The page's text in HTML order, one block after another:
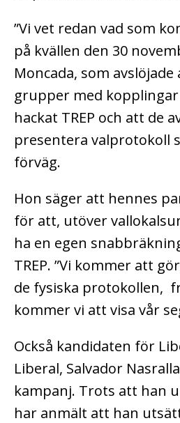
”Vi vet redan vad som
på kvällen den 30
Moncada, som
grupper med
hackat TREP och att de
presentera valprotokoll
förväg.
Hon säger att hennes
för att, utöver
ha en egen
TREP. ”Vi kommer att
de fysiska protokollen,
kommer vi att visa vår
Också kandidaten för
Liberal, Salvador
kampanj. Trots att han
har anmält att han